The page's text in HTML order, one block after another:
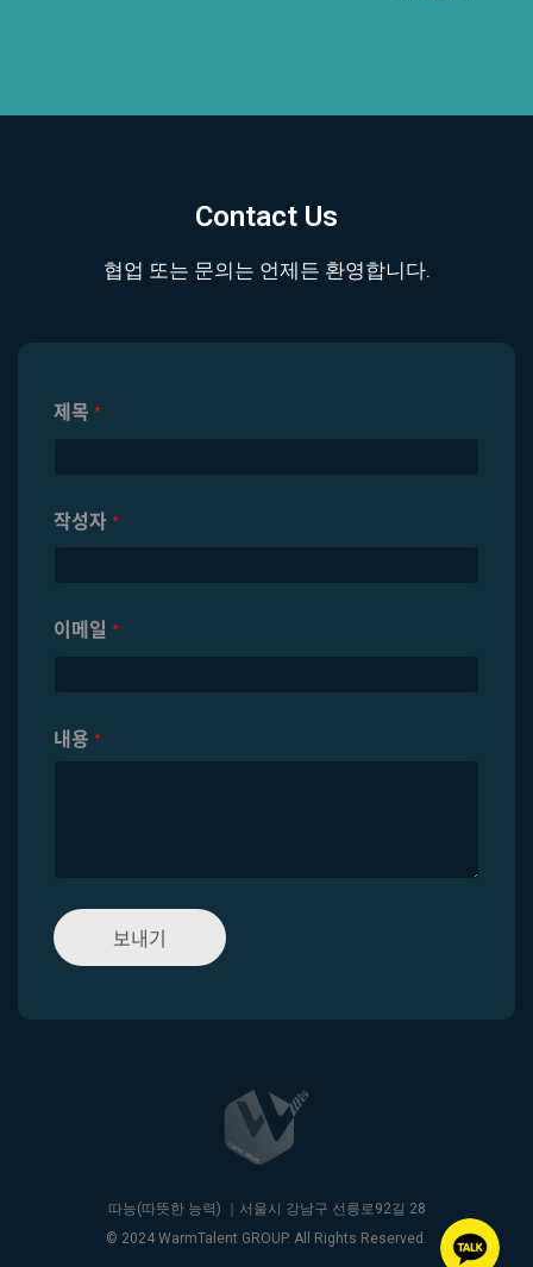
Contact Us
협업 또는 문의는 언제든 환영합니다.
제목 *
작성자 *
이메일 *
내용 *
보내기
따능(따뜻한 능력) ｜서울시 강남구 선릉로92길 28
© 2024 WarmTalent GROUP. All Rights Reserved.